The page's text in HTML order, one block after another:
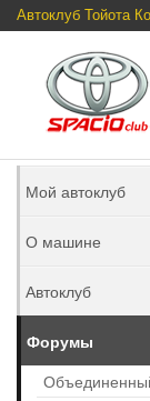
Автоклуб Тойота
Мой автоклуб
О машине
Автоклуб
Форумы